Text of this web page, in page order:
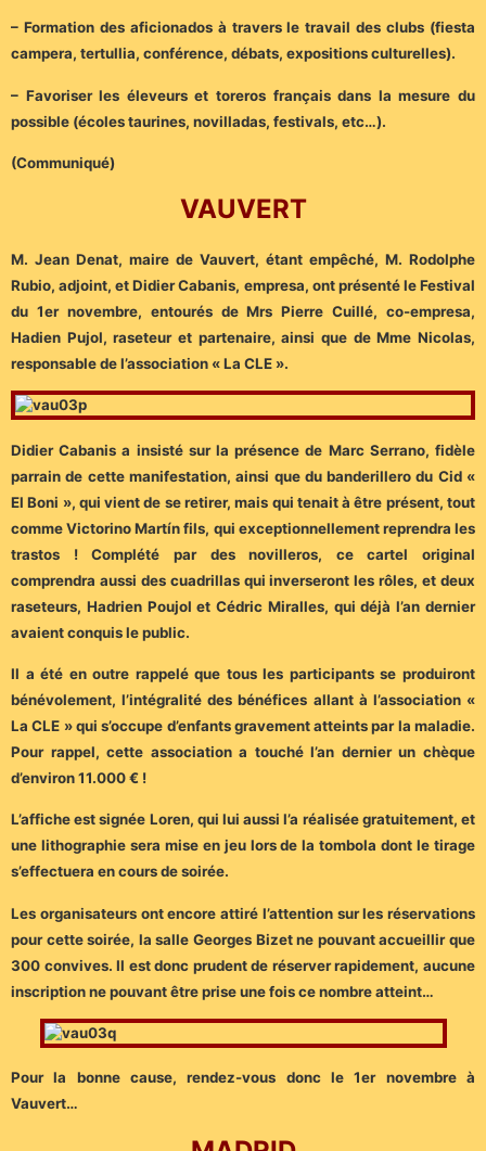
– Formation des aficionados à travers le travail des clubs (fiesta
campera, tertullia, conférence, débats, expositions culturelles).
– Favoriser les éleveurs et toreros français dans la mesure du
possible (écoles taurines, novilladas, festivals, etc…).
(Communiqué)
VAUVERT
M. Jean Denat, maire de Vauvert, étant empêché, M. Rodolphe
Rubio, adjoint, et Didier Cabanis, empresa, ont présenté le Festival
du 1er novembre, entourés de Mrs Pierre Cuillé, co-empresa,
Hadien Pujol, raseteur et partenaire, ainsi que de Mme Nicolas,
responsable de l’association « La CLE ».
Didier Cabanis a insisté sur la présence de Marc Serrano, fidèle
parrain de cette manifestation, ainsi que du banderillero du Cid «
El Boni », qui vient de se retirer, mais qui tenait à être présent, tout
comme Victorino Martín fils, qui exceptionnellement reprendra les
trastos ! Complété par des novilleros, ce cartel original
comprendra aussi des cuadrillas qui inverseront les rôles, et deux
raseteurs, Hadrien Poujol et Cédric Miralles, qui déjà l’an dernier
avaient conquis le public.
Il a été en outre rappelé que tous les participants se produiront
bénévolement, l’intégralité des bénéfices allant à l’association «
La CLE » qui s’occupe d’enfants gravement atteints par la maladie.
Pour rappel, cette association a touché l’an dernier un chèque
d’environ 11.000 € !
L’affiche est signée Loren, qui lui aussi l’a réalisée gratuitement, et
une lithographie sera mise en jeu lors de la tombola dont le tirage
s’effectuera en cours de soirée.
Les organisateurs ont encore attiré l’attention sur les réservations
pour cette soirée, la salle Georges Bizet ne pouvant accueillir que
300 convives. Il est donc prudent de réserver rapidement, aucune
inscription ne pouvant être prise une fois ce nombre atteint…
Pour la bonne cause, rendez-vous donc le 1er novembre à
Vauvert…